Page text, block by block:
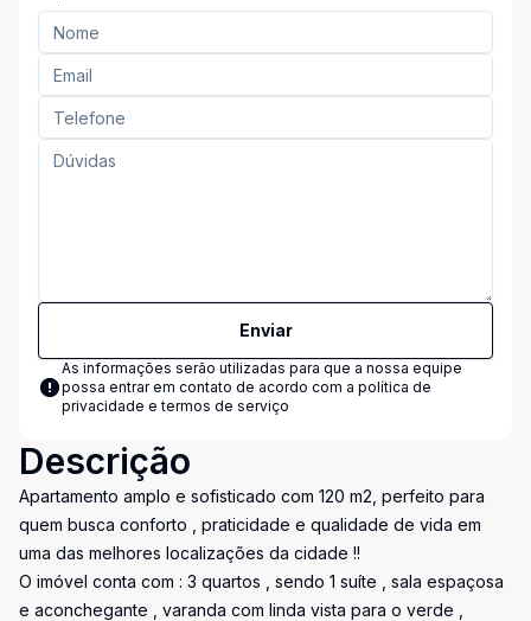
Enviar
As informações serão utilizadas para que a nossa equipe
possa entrar em contato de acordo com a política de
privacidade e termos de serviço
Descrição
Apartamento amplo e sofisticado com 120 m2, perfeito para
quem busca conforto , praticidade e qualidade de vida em
uma das melhores localizações da cidade !!
O imóvel conta com : 3 quartos , sendo 1 suíte , sala espaçosa
e aconchegante , varanda com linda vista para o verde ,